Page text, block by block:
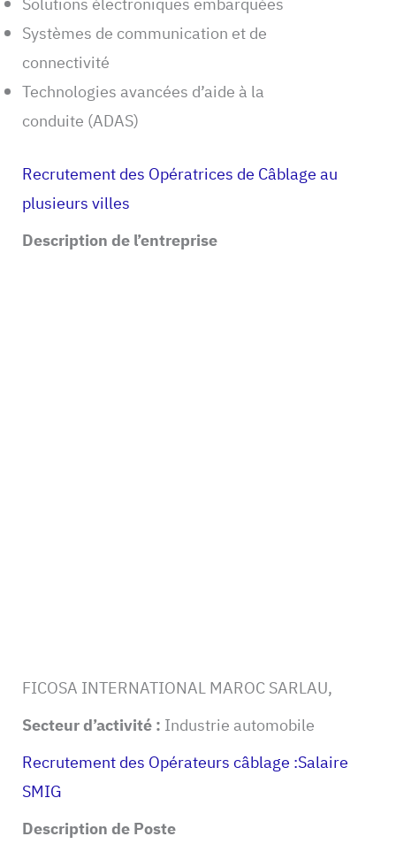
Systèmes de communication et de
connectivité
Technologies avancées d’aide à la
conduite (ADAS)
Recrutement des Opératrices de Câblage au
plusieurs villes
Description de l’entreprise
FICOSA INTERNATIONAL MAROC SARLAU,
Secteur d’activité : Industrie automobile
Recrutement des Opérateurs câblage :Salaire
SMIG
Description de Poste